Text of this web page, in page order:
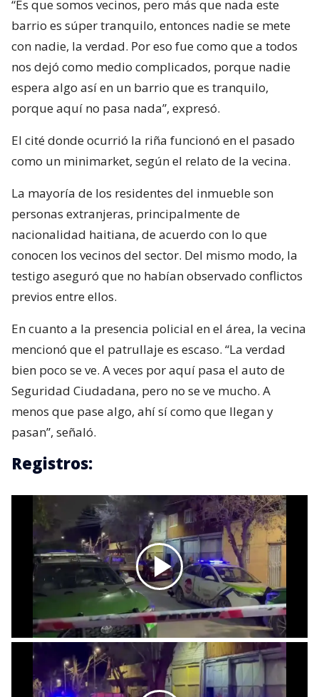
“Es que somos vecinos, pero más que nada este
barrio es súper tranquilo, entonces nadie se mete
con nadie, la verdad. Por eso fue como que a todos
nos dejó como medio complicados, porque nadie
espera algo así en un barrio que es tranquilo,
porque aquí no pasa nada”, expresó.
El cité donde ocurrió la riña funcionó en el pasado
como un minimarket, según el relato de la vecina.
La mayoría de los residentes del inmueble son
personas extranjeras, principalmente de
nacionalidad haitiana, de acuerdo con lo que
conocen los vecinos del sector. Del mismo modo, la
testigo aseguró que no habían observado conflictos
previos entre ellos.
En cuanto a la presencia policial en el área, la vecina
mencionó que el patrullaje es escaso. “La verdad
bien poco se ve. A veces por aquí pasa el auto de
Seguridad Ciudadana, pero no se ve mucho. A
menos que pase algo, ahí sí como que llegan y
pasan”, señaló.
Registros: